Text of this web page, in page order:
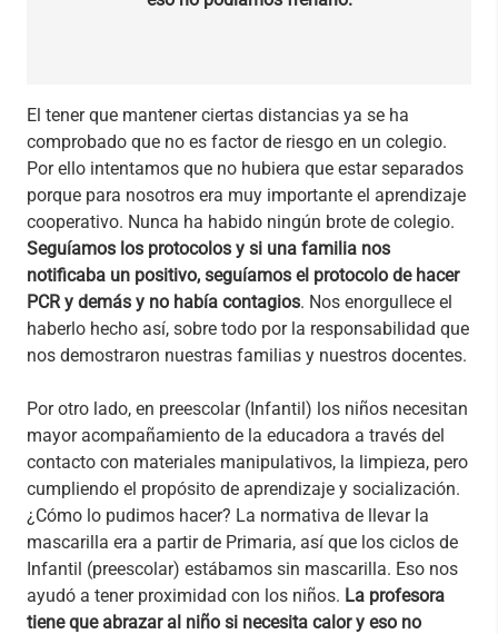
El tener que mantener ciertas distancias ya se ha
comprobado que no es factor de riesgo en un colegio.
Por ello intentamos que no hubiera que estar separados
porque para nosotros era muy importante el aprendizaje
cooperativo. Nunca ha habido ningún brote de colegio.
Seguíamos los protocolos y si una familia nos
notificaba un positivo, seguíamos el protocolo de hacer
PCR y demás y no había contagios. Nos enorgullece el
haberlo hecho así, sobre todo por la responsabilidad que
nos demostraron nuestras familias y nuestros docentes.
Por otro lado, en preescolar (Infantil) los niños necesitan
mayor acompañamiento de la educadora a través del
contacto con materiales manipulativos, la limpieza, pero
cumpliendo el propósito de aprendizaje y socialización.
¿Cómo lo pudimos hacer? La normativa de llevar la
mascarilla era a partir de Primaria, así que los ciclos de
Infantil (preescolar) estábamos sin mascarilla. Eso nos
ayudó a tener proximidad con los niños. La profesora
tiene que abrazar al niño si necesita calor y eso no